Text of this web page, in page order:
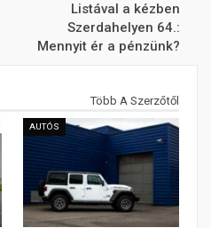
Listával a kézben
Szerdahelyen 64.:
Mennyit ér a pénzünk?
Több A Szerzőtől
AUTÓS